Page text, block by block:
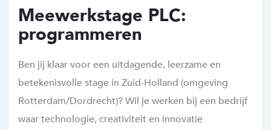
Meewerkstage PLC:
programmeren
Ben jij klaar voor een uitdagende, leerzame en
betekenisvolle stage in Zuid-Holland (omgeving
Rotterdam/Dordrecht)? Wil je werken bij een bedrijf
waar technologie, creativiteit en innovatie